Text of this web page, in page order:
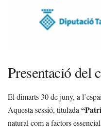
Presentació del
El dimarts 30 de juny, a
Aquesta sessió, titulada
natural com a factors